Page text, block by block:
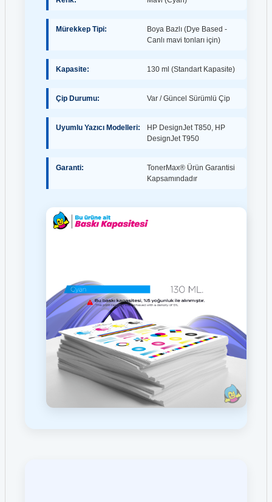
Mürekkep Tipi:
Boya Bazlı (Dye Based -
Canlı mavi tonları için)
Kapasite: 130 ml (Standart Kapasite)
Çip Durumu: Var / Güncel Sürümlü Çip
Uyumlu Yazıcı Modelleri:
HP DesignJet T850, HP
DesignJet T950
Garanti:
TonerMax® Ürün Garantisi
Kapsamındadır